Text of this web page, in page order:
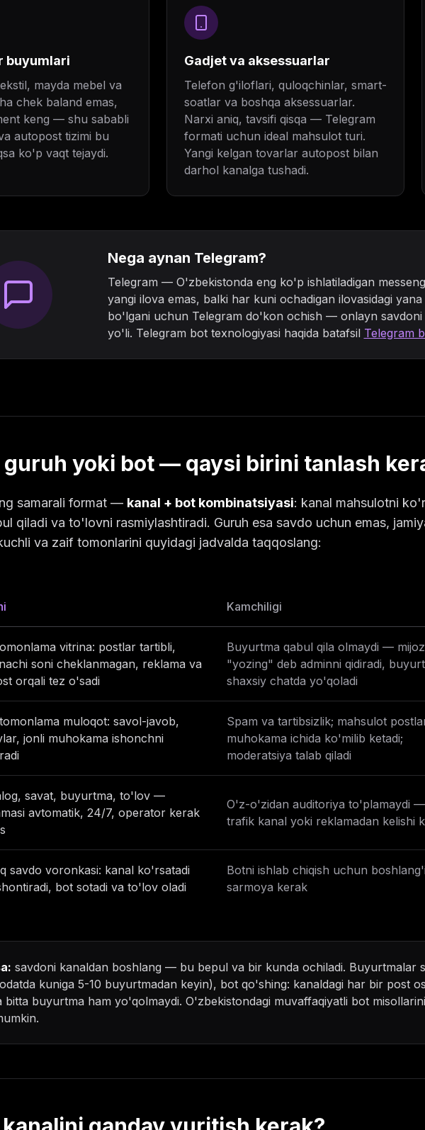
buyumlari
mayda mebel va
chek baland emas,
keng — shu sababli
autopost tizimi bu
ko'p vaqt tejaydi.
Gadjet va aksessuarlar
Telefon g'iloflari, quloqchinlar, smart-
soatlar va boshqa aksessuarlar.
Narxi aniq, tavsifi qisqa — Telegram
formati uchun ideal mahsulot turi.
Yangi kelgan tovarlar autopost bilan
darhol kanalga tushadi.
Nega aynan Telegram?
Telegram — O'zbekistonda eng ko'p ishlatiladigan
yangi ilova emas, balki har kuni ochadigan ilovasidagi
bo'lgani uchun Telegram do'kon ochish — onlayn
yo'li. Telegram bot texnologiyasi haqida batafsil Telegram
guruh yoki bot — qaysi birini tanlash
samarali format — kanal + bot kombinatsiyasi: kanal mahsulotni
qiladi va to'lovni rasmiylashtiradi. Guruh esa savdo uchun emas,
va zaif tomonlarini quyidagi jadvalda taqqoslang:
Kamchiligi
vitrina: postlar tartibli,
soni cheklanmagan, reklama va
orqali tez o'sadi
Buyurtma qabul qila olmaydi — mijoz
"yozing" deb adminni qidiradi,
shaxsiy chatda yo'qoladi
muloqot: savol-javob,
jonli muhokama ishonchni
Spam va tartibsizlik; mahsulot
muhokama ichida ko'milib ketadi;
moderatsiya talab qiladi
savat, buyurtma, to'lov —
avtomatik, 24/7, operator kerak
O'z-o'zidan auditoriya to'plamaydi
trafik kanal yoki reklamadan kelishi
savdo voronkasi: kanal ko'rsatadi
bot sotadi va to'lov oladi
Botni ishlab chiqish uchun
sarmoya kerak
savdoni kanaldan boshlang — bu bepul va bir kunda ochiladi. Buyurtmalar
kuniga 5-10 buyurtmadan keyin), bot qo'shing: kanaldagi har bir post
bitta buyurtma ham yo'qolmaydi. O'zbekistondagi muvaffaqiyatli bot misollarini